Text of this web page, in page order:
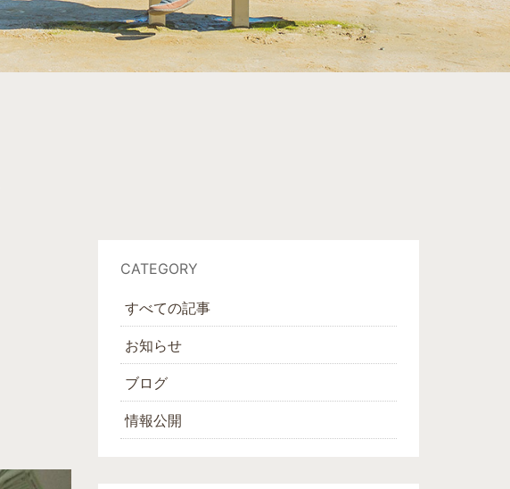
CATEGORY
すべての記事
お知らせ
ブログ
情報公開